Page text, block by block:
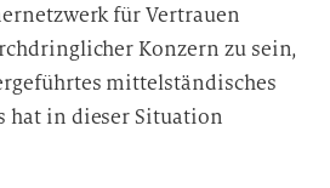
für Vertrauen
Konzern zu sein,
mittelständisches
hat in dieser Situation